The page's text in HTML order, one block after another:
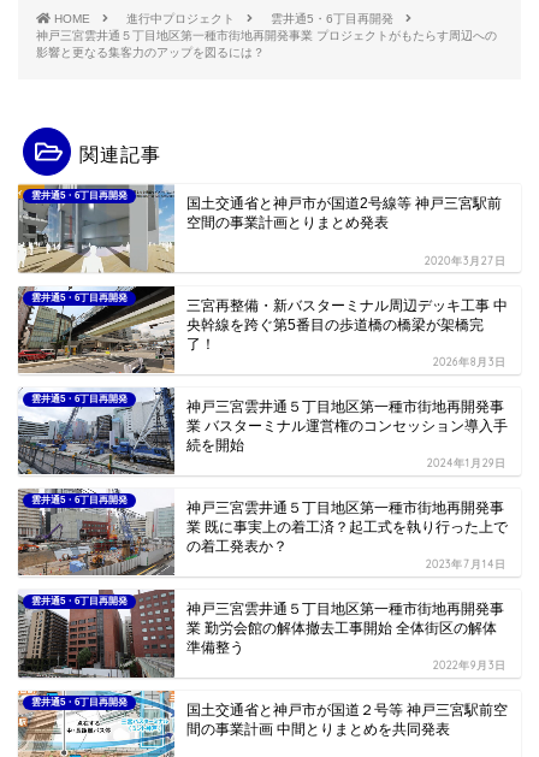
HOME 進行中プロジェクト
雲井通5・6丁目再開発
神戸三宮雲井通５丁目地区第一種市街地再開発事業 プロジェクトがもたらす周辺への
影響と更なる集客力のアップを図るには？
関連記事
雲井通5・6丁目再開発
国土交通省と神戸市が国道2号線等 神戸三宮駅前
空間の事業計画とりまとめ発表
2020年3月27日
雲井通5・6丁目再開発
三宮再整備・新バスターミナル周辺デッキ工事 中
央幹線を跨ぐ第5番目の歩道橋の橋梁が架橋完
了！
2026年8月3日
雲井通5・6丁目再開発
神戸三宮雲井通５丁目地区第一種市街地再開発事
業 バスターミナル運営権のコンセッション導入手
続を開始
2024年1月29日
雲井通5・6丁目再開発
神戸三宮雲井通５丁目地区第一種市街地再開発事
業 既に事実上の着工済？起工式を執り行った上で
の着工発表か？
2023年7月14日
雲井通5・6丁目再開発
神戸三宮雲井通５丁目地区第一種市街地再開発事
業 勤労会館の解体撤去工事開始 全体街区の解体
準備整う
2022年9月3日
雲井通5・6丁目再開発
国土交通省と神戸市が国道２号等 神戸三宮駅前空
間の事業計画 中間とりまとめを共同発表